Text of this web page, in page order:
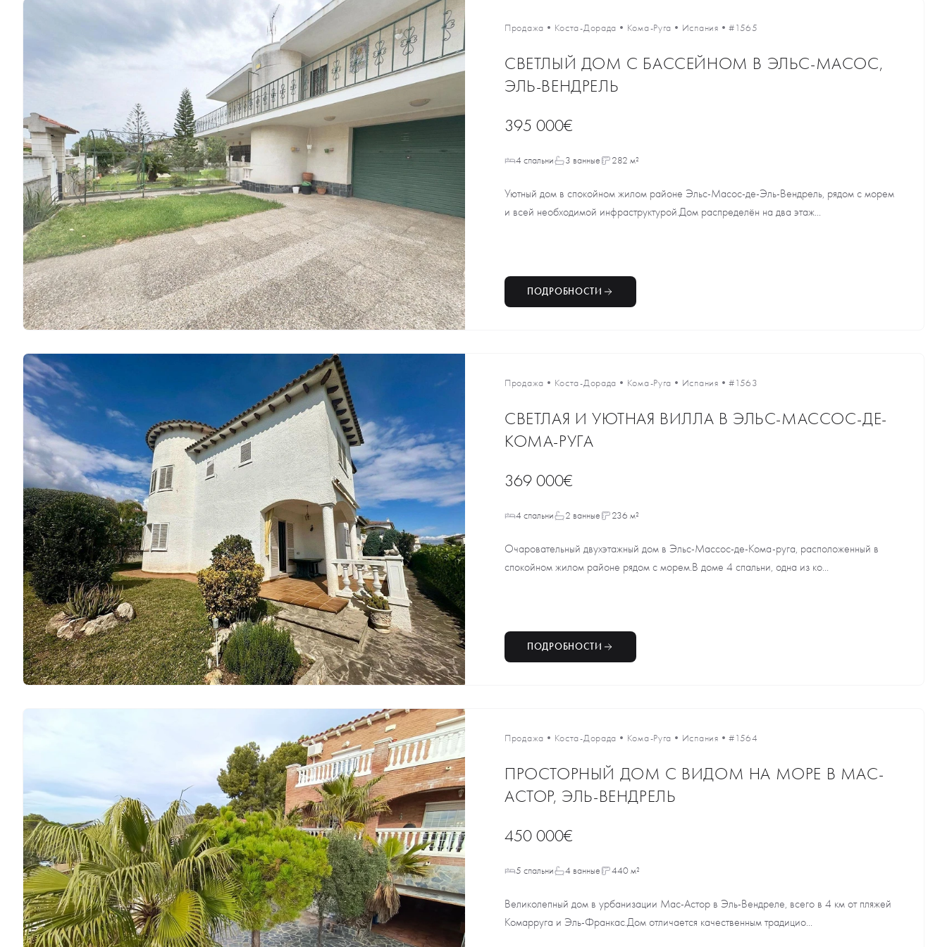
Продажа • Коста-Дорада • Кома-Руга • Испания •#1565
СВЕТЛЫЙ ДОМ С БАССЕЙНОМ В ЭЛЬС-МАСОС,
ЭЛЬ-ВЕНДРЕЛЬ
395 000€
4 спальни 3 ванные 282 м²
Уютный дом в спокойном жилом районе Эльс-Масос-де-Эль-Вендрель, рядом с морем
и всей необходимой инфраструктурой.Дом распределён на два этаж...
ПОДРОБНОСТИ
Продажа • Коста-Дорада • Кома-Руга • Испания •#1563
СВЕТЛАЯ И УЮТНАЯ ВИЛЛА В ЭЛЬС-МАССОС-ДЕ-
КОМА-РУГА
369 000€
4 спальни 2 ванные 236 м²
Очаровательный двухэтажный дом в Эльс-Массос-де-Кома-руга, расположенный в
спокойном жилом районе рядом с морем.В доме 4 спальни, одна из ко...
ПОДРОБНОСТИ
Продажа • Коста-Дорада • Кома-Руга • Испания •#1564
ПРОСТОРНЫЙ ДОМ С ВИДОМ НА МОРЕ В МАС-
АСТОР, ЭЛЬ-ВЕНДРЕЛЬ
450 000€
5 спальни 4 ванные 440 м²
Великолепный дом в урбанизации Мас-Астор в Эль-Вендреле, всего в 4 км от пляжей
Комарруга и Эль-Франкас.Дом отличается качественным традицио...